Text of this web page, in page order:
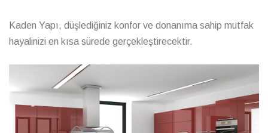
Kaden Yapı, düşlediğiniz konfor ve donanıma sahip mutfak
hayalinizi en kısa sürede gerçekleştirecektir.